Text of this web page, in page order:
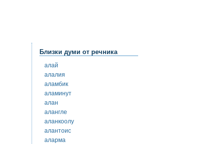
Близки думи от речника
алай
алалия
аламбик
аламинут
алан
алангле
аланкоолу
алантоис
аларма